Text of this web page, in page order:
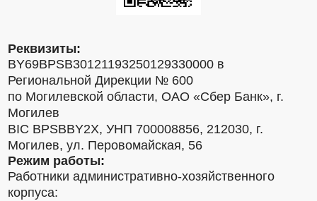
Реквизиты:
BY69BPSB30121193250129330000 в
Региональной Дирекции № 600
по Могилевской области, ОАО «Сбер Банк», г.
Могилев
BIC BPSBBY2X, УНП 700008856, 212030, г.
Могилев, ул. Перовомайская, 56
Режим работы:
Работники административно-хозяйственного
корпуса: